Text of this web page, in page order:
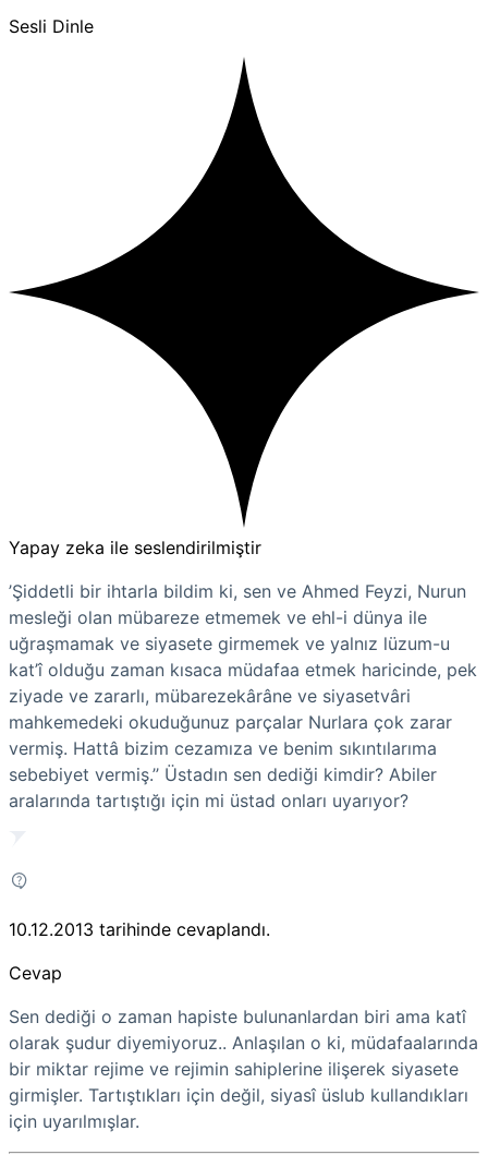
Sesli Dinle
Yapay zeka ile seslendirilmiştir
’Şiddetli bir ihtarla bildim ki, sen ve Ahmed Feyzi, Nurun
mesleği olan mübareze etmemek ve ehl-i dünya ile
uğraşmamak ve siyasete girmemek ve yalnız lüzum-u
kat’î olduğu zaman kısaca müdafaa etmek haricinde, pek
ziyade ve zararlı, mübarezekârâne ve siyasetvâri
mahkemedeki okuduğunuz parçalar Nurlara çok zarar
vermiş. Hattâ bizim cezamıza ve benim sıkıntılarıma
sebebiyet vermiş.’’ Üstadın sen dediği kimdir? Abiler
aralarında tartıştığı için mi üstad onları uyarıyor?
10.12.2013 tarihinde cevaplandı.
Cevap
Sen dediği o zaman hapiste bulunanlardan biri ama katî
olarak şudur diyemiyoruz.. Anlaşılan o ki, müdafaalarında
bir miktar rejime ve rejimin sahiplerine ilişerek siyasete
girmişler. Tartıştıkları için değil, siyasî üslub kullandıkları
için uyarılmışlar.